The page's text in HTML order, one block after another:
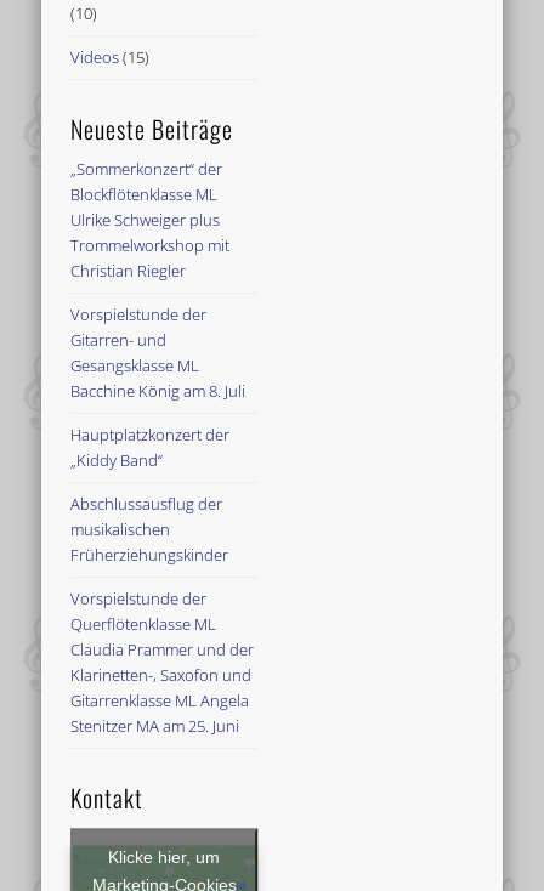
(10)
Videos(15)
Neueste Beiträge
„Sommerkonzert“ der
Blockflötenklasse ML
Ulrike Schweiger plus
Trommelworkshop mit
Christian Riegler
Vorspielstunde der
Gitarren- und
Gesangsklasse ML
Bacchine König am 8. Juli
Hauptplatzkonzert der
„Kiddy Band“
Abschlussausflug der
musikalischen
Früherziehungskinder
Vorspielstunde der
Querflötenklasse ML
Claudia Prammer und der
Klarinetten-, Saxofon und
Gitarrenklasse ML Angela
Stenitzer MA am 25. Juni
Kontakt
Klicke hier, um
Marketing-Cookies